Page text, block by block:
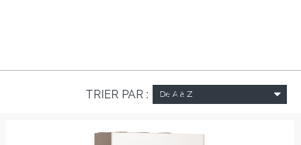
TRIER PAR : De A à Z